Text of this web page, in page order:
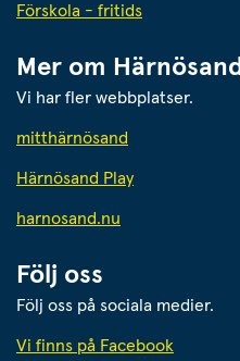
Förskola - fritids
Mer om Härnösand
Vi har fler webbplatser.
mitthärnösand
Härnösand Play
harnosand.nu
Följ oss
Följ oss på sociala medier.
Vi finns på Facebook